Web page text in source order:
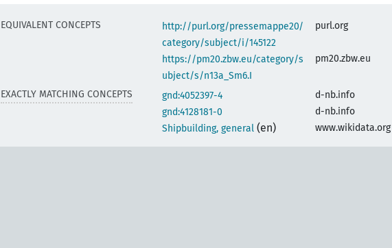
EQUIVALENT CONCEPTS
http://purl.org/pressemappe20/
category/subject/i/145122
purl.org
https://pm20.zbw.eu/category/s
ubject/s/n13a_Sm6.I
pm20.zbw.eu
EXACTLY MATCHING CONCEPTS gnd:4052397-4
d-nb.info
gnd:4128181-0
d-nb.info
Shipbuilding, general (en) www.wikidata.org